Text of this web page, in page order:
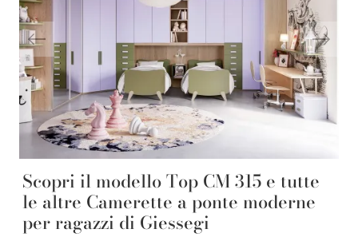
Scopri il modello Top CM 315 e tutte
le altre Camerette a ponte moderne
per ragazzi di Giessegi